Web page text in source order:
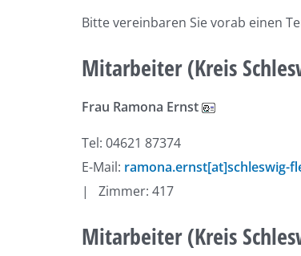
Bitte vereinbaren Sie vorab einen
Mitarbeiter (Kreis
Frau Ramona Ernst
Tel: 04621 87374
E-Mail: ramona.ernst[at]schleswig-
| Zimmer: 417
Mitarbeiter (Kreis